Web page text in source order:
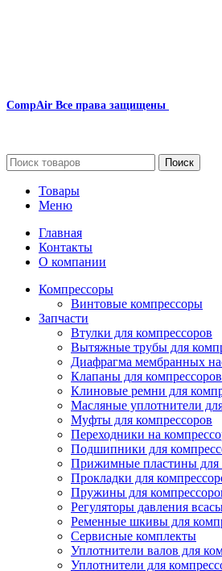
CompAir Все права защищены
Поиск
Товары
Меню
Главная
Контакты
О компании
Компрессоры
Винтовые компрессоры
Запчасти
Втулки для компрессоров
Вытяжные трубы для
Диафрагма мембранных
Клапаны для компрессоров
Клиновые ремни для
Масляные уплотнители
Муфты для компрессоров
Переходники на
Подшипники для
Прижимные пластины для
Прокладки для
Пружины для
Регуляторы давления
Ременные шкивы для
Сервисные комплекты
Уплотнители валов для
Уплотнители для